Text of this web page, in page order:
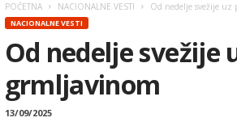
POČETNA NACIONALNE VESTI Od nedelje svežije uz
NACIONALNE VESTI
Od nedelje svežije
grmljavinom
13/09/2025